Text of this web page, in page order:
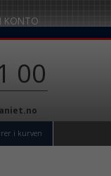
KONTO
00
i kurven